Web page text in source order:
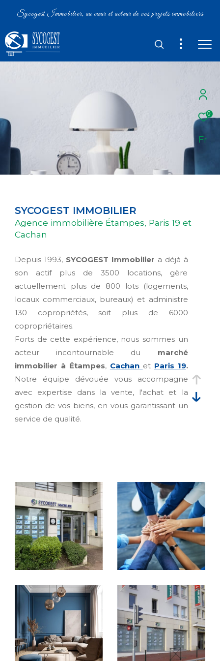
Sycogest Immobilier, au cœur et acteur de vos projets immobiliers
0
Fr
SYCOGEST IMMOBILIER
Agence immobilière Étampes, Paris 19 et
Cachan
Depuis 1993, SYCOGEST Immobilier a déjà à
son actif plus de 3500 locations, gère
actuellement plus de 800 lots (logements,
locaux commerciaux, bureaux) et administre
130 copropriétés, soit plus de 6000
copropriétaires.
Forts de cette expérience, nous sommes un
acteur incontournable du marché
immobilier à Étampes, Cachan et Paris 19.
Notre équipe dévouée vous accompagne
avec expertise dans la vente, l'achat et la
gestion de vos biens, en vous garantissant un
service de qualité.
nos principaux atouts.
Vente immobilière à Étampes, Cachan
et Paris 19
Que vous envisagiez de vendre ou d'acheter
un bien immobilier,SYCOGEST Immobilier
est là pour vous guider à chaque étape. Nous
nonces immobilières à Étampes
vous
assistons dans l'
achat de votre bien à Cacha
n, et vous accompagnons dans lavente à Par
is 19. Nos agents, fins connaisseurs du marché
local, s'engagent à vous offrir un service
personnalisé et à vous aider à concrétiser vos